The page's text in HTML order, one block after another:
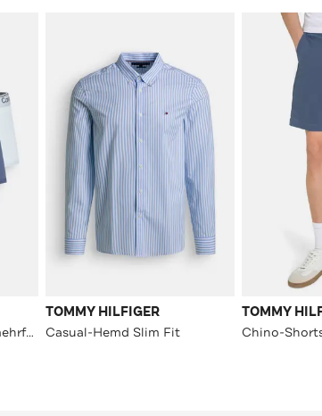
3er-Pack Boxer Trunks mehrfarbig
TOMMY HILFIGER
Casual-Hemd Slim Fit
TOMMY